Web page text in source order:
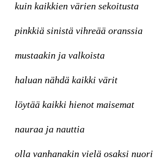
kuin kaikkien värien sekoitusta
pinkkiä sinistä vihreää oranssia
mustaakin ja valkoista
haluan nähdä kaikki värit
löytää kaikki hienot maisemat
nauraa ja nauttia
olla vanhanakin vielä osaksi nuori